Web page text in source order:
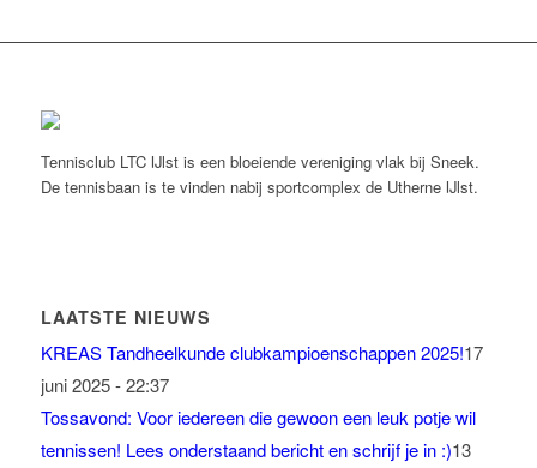
Tennisclub LTC IJlst is een bloeiende vereniging vlak bij Sneek.
De tennisbaan is te vinden nabij sportcomplex de Utherne IJlst.
LAATSTE NIEUWS
KREAS Tandheelkunde clubkampioenschappen 2025!17
juni 2025 - 22:37
Tossavond: Voor iedereen die gewoon een leuk potje wil
tennissen! Lees onderstaand bericht en schrijf je in :)13